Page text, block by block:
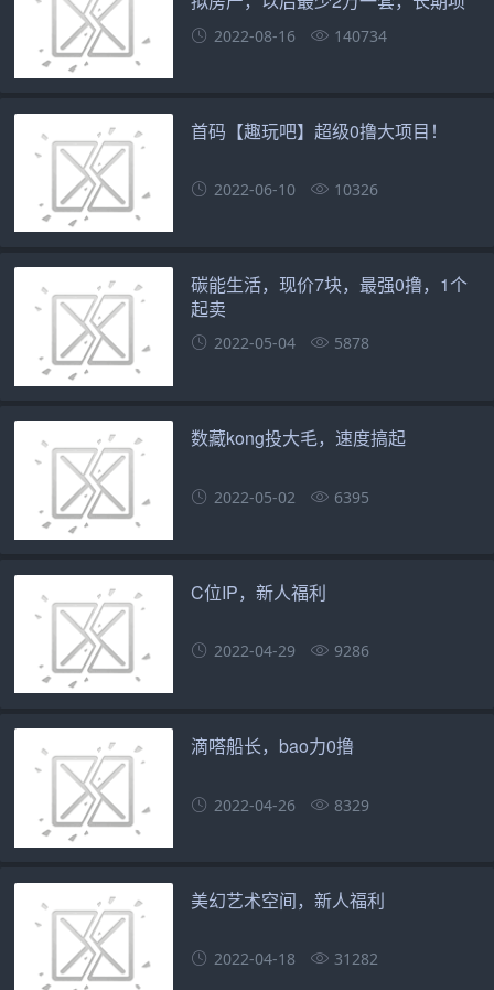
目 2022-08-16 140734
首码【趣玩吧】超级0撸大项目！
2022-06-10 10326
碳能生活，现价7块，最强0撸，1个
起卖
2022-05-04 5878
数藏kong投大毛，速度搞起
2022-05-02 6395
C位IP，新人福利
2022-04-29 9286
滴嗒船长，bao力0撸
2022-04-26 8329
美幻艺术空间，新人福利
2022-04-18 31282